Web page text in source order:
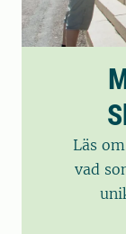
Läs
vad